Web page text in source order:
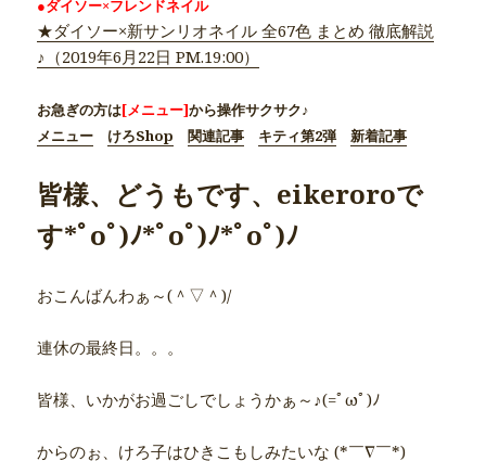
●ダイソー×フレンドネイル
★ダイソー×新サンリオネイル 全67色 まとめ 徹底解説
♪（2019年6月22日 PM.19:00）
お急ぎの方は[メニュー]から操作サクサク♪
メニュー
けろShop 関連記事 キティ第2弾 新着記事
皆様、どうもです、eikeroroで
す*ﾟoﾟ)ﾉ*ﾟoﾟ)ﾉ*ﾟoﾟ)ﾉ
おこんばんわぁ～(＾▽＾)/
連休の最終日。。。
皆様、いかがお過ごしでしょうかぁ～♪(=ﾟωﾟ)ﾉ
からのぉ、けろ子はひきこもしみたいな (*￣∇￣*)